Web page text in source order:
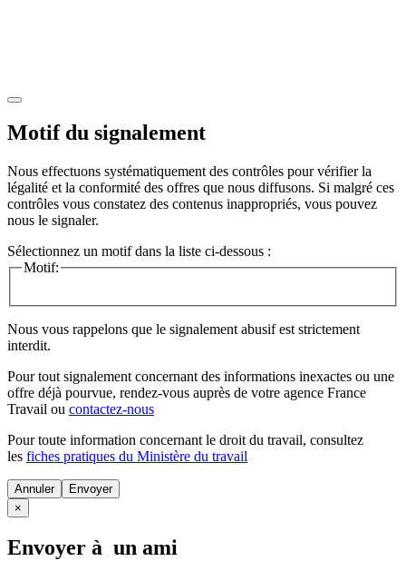
Motif du signalement
Nous effectuons systématiquement des contrôles pour vérifier la
légalité et la conformité des offres que nous diffusons. Si malgré ces
contrôles vous constatez des contenus inappropriés, vous pouvez
nous le signaler.
Sélectionnez un motif dans la liste ci-dessous :
Motif:
Nous vous rappelons que le signalement abusif est strictement
interdit.
Pour tout signalement concernant des informations inexactes ou une
offre déjà pourvue, rendez-vous auprès de votre agence France
Travail ou contactez-nous
Pour toute information concernant le droit du travail, consultez
les fiches pratiques du Ministère du travail
Annuler
×
Envoyer à un ami